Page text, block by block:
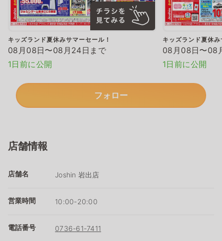
キッズランド夏休みサマーセール！
08月08日〜08月24日まで
1日前に公開
キッズランド夏休
08月08日〜08
1日前に公開
フォロー
店舗情報
店舗名 Joshin 岩出店
営業時間 10:00-20:00
電話番号 0736-61-7411